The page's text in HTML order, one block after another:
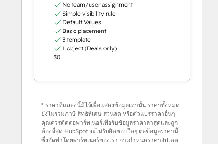
No team/user assignment
Simple visibility rule
Default Values
Basic placement
3 template
1 object (Deals only)
$0
* ราคาที่แสดงนี้มีไว้เพื่อแสดงข้อมูลเท่านั้น ราคาทั้งหมด
ยังไม่รวมภาษี สิทธิพิเศษ ส่วนลด หรือตัวแปรราคาอื่นๆ
คุณควรติดต่อพาร์ทเนอร์เพื่อรับข้อมูลราคาล่าสุดและถูก
ต้องที่สุด HubSpot จะไม่รับผิดชอบใดๆ ต่อข้อมูลราคานี้
ซึ่งจัดทำโดยพาร์ทเนอร์ของเรา การกำหนดราคาอัปเดต